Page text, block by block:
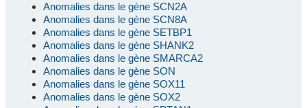
Anomalies dans le gène SCN2A
Anomalies dans le gène SCN8A
Anomalies dans le gène SETBP1
Anomalies dans le gène SHANK2
Anomalies dans le gène SMARCA2
Anomalies dans le gène SON
Anomalies dans le gène SOX11
Anomalies dans le gène SOX2